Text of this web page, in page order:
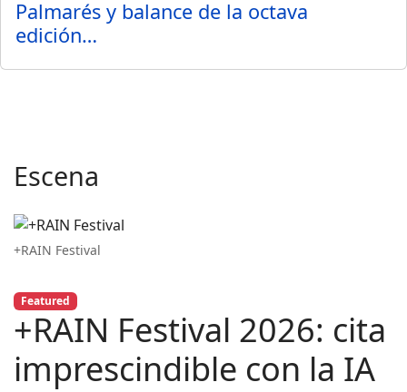
Palmarés y balance de la octava
edición…
Escena
+RAIN Festival
Featured
+RAIN Festival 2026: cita
imprescindible con la IA